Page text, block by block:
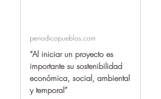
periodicopueblos.com
“Al iniciar un proyecto es
importante su sostenibilidad
económica, social, ambiental
y temporal”